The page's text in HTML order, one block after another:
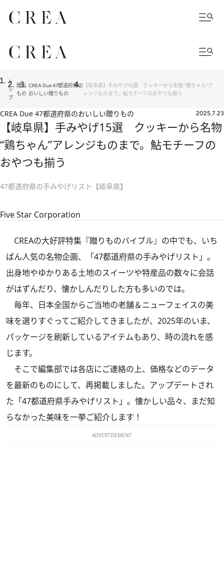
ト
ッ
プ
贈り
もの
CREA Due 47都道府県の
おいしい贈りもの
【岐阜県】手みやげ15選 クッキーから名物 “鶏ちゃん”ア
レンジものまで。鮎モチーフのおやつも揃う
CREA Due 47都道府県のおいしい贈りもの 2025.7.23
【岐阜県】手みやげ15選 クッキーから名物
“鶏ちゃん”アレンジものまで。鮎モチーフの
おやつも揃う
47都道府県の手みやげリスト【岐阜県】
Five Star Corporation
CREAの大好評特集『贈りものバイブル』の中でも、いち
ばん人気の名物企画、「47都道府県の手みやげリスト」。
出身地やゆかりある土地のスイーツや特産品の数々に会話
がはずんだり、懐かしんだりした方も多いのでは。
毎年、日本全国からご当地の老舗＆ニューフェイスの美
味を選りすぐってご紹介してきましたが、2025年のいま、
パッケージを刷新しているアイテムもあり、時の流れを感
じます。
そこで編集部では各店にご連絡の上、価格などのデータ
を最新のものにして、再掲載しました。アップデートされ
た「47都道府県手みやげリスト」。懐かしい品々、まだ知
らなかった美味を一挙ご紹介します！
ADVERTISEMENT